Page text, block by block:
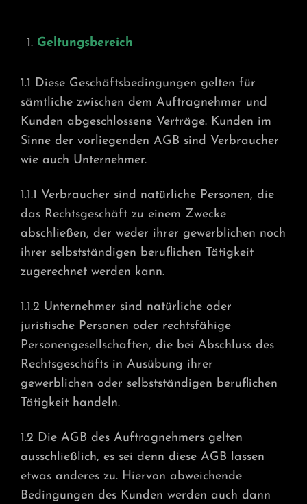
Geltungsbereich
1.1 Diese Geschäftsbedingungen gelten für
sämtliche zwischen dem Auftragnehmer und
Kunden abgeschlossene Verträge. Kunden im
Sinne der vorliegenden AGB sind Verbraucher
wie auch Unternehmer.
1.1.1 Verbraucher sind natürliche Personen, die
das Rechtsgeschäft zu einem Zwecke
abschließen, der weder ihrer gewerblichen noch
ihrer selbstständigen beruflichen Tätigkeit
zugerechnet werden kann.
1.1.2 Unternehmer sind natürliche oder
juristische Personen oder rechtsfähige
Personengesellschaften, die bei Abschluss des
Rechtsgeschäfts in Ausübung ihrer
gewerblichen oder selbstständigen beruflichen
Tätigkeit handeln.
1.2 Die AGB des Auftragnehmers gelten
ausschließlich, es sei denn diese AGB lassen
etwas anderes zu. Hiervon abweichende
Bedingungen des Kunden werden auch dann